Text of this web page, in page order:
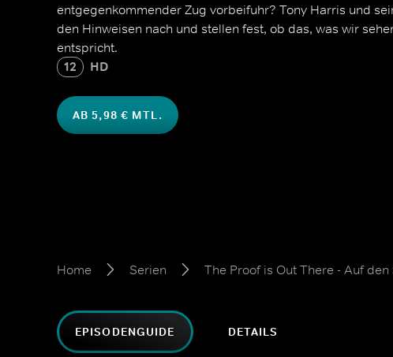
entgegenkommender Zug vorbeifuhr? Tony Harris und
den Hinweisen nach und stellen fest, ob das, was wir
entspricht.
12 HD
AB 5,98 € MTL.
Home Serien The Proof is Out There - Auf
EPISODENGUIDE DETAILS